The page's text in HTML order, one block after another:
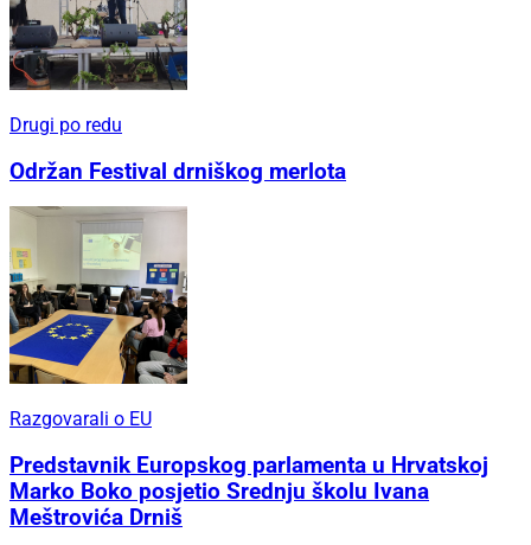
Drugi po redu
Održan Festival drniškog merlota
Razgovarali o EU
Predstavnik Europskog parlamenta u Hrvatskoj
Marko Boko posjetio Srednju školu Ivana
Meštrovića Drniš